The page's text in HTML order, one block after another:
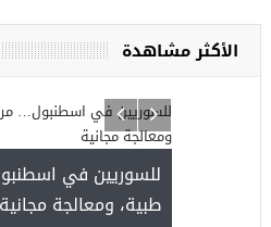
الأكثر مشاهدة